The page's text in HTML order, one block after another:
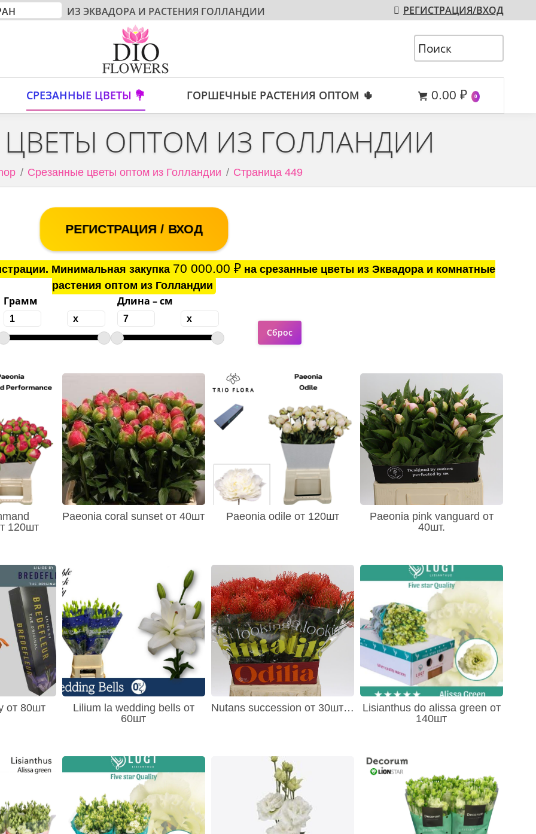
ИЗ ЭКВАДОРА И РАСТЕНИЯ ГОЛЛАНДИИ РЕГИСТРАЦИЯ/ВХОД
СРЕЗАННЫЕ ЦВЕТЫ 💐 ГОРШЕЧНЫЕ РАСТЕНИЯ ОПТОМ 🌵 0.00 ₽ 0
ЦВЕТЫ ОПТОМ ИЗ ГОЛЛАНДИИ
Срезанные цветы оптом из Голландии Страница 449
РЕГИСТРАЦИЯ / ВХОД
Минимальная закупка 70 000.00₽ на срезанные цветы из Эквадора и комнатные
растения оптом из Голландии
Грамм Длина – см
120шт
Paeonia coral sunset от 40шт Paeonia odile от 120шт
Paeonia pink vanguard от
40шт.
от 80шт
Lilium la wedding bells от
60шт
Nutans succession от 30шт…
Lisianthus do alissa green от
140шт